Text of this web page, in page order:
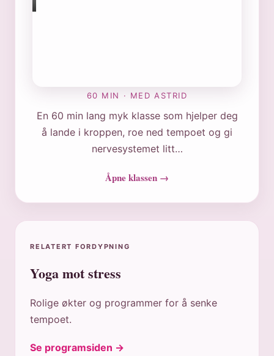
60 MIN · MED ASTRID
En 60 min lang myk klasse som hjelper deg
å lande i kroppen, roe ned tempoet og gi
nervesystemet litt…
Åpne klassen →
RELATERT FORDYPNING
Yoga mot stress
Rolige økter og programmer for å senke
tempoet.
Se programsiden →